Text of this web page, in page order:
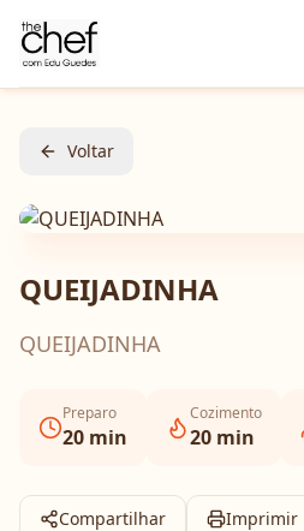
Voltar
QUEIJADINHA
QUEIJADINHA
Preparo
20 min
Cozimento
20 min
Compartilhar Imprimir